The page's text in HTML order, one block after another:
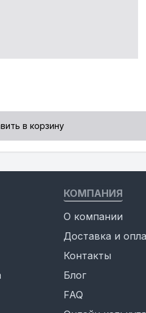
в корзину
КОМПАНИЯ
О компании
Доставка и
Контакты
Блог
FAQ